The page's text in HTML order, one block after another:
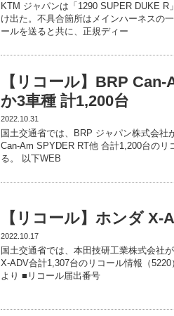
KTM ジャパンは「1290 SUPER DUKE
け出た。不具合箇所はメインハーネスの
ールを送ると共に、正規ディー
【リコール】BRP
か3車種 計1,200台
2022.10.31
国土交通省では、BRP ジャパン株式会社
Can-Am SPYDER RT他 合計1,200台のリ
る。 以下WEB
【リコール】ホンダ X-
2022.10.17
国土交通省では、本田技研工業株式会社
X-ADV合計1,307台のリコール情報（
より ■リコール届出番号